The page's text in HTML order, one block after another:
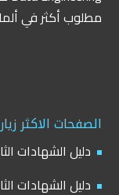
مطلوب أكثر في
الصفحات الاكثر
دليل الشهادات
دليل الشهادات